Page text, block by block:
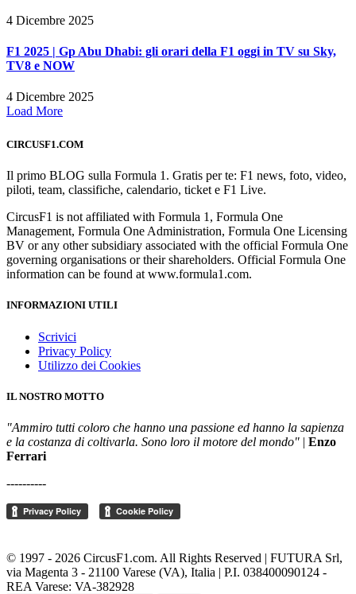
4 Dicembre 2025
F1 2025 | Gp Abu Dhabi: gli orari della F1 oggi in TV su Sky,
TV8 e NOW
4 Dicembre 2025
Load More
CIRCUSF1.COM
Il primo BLOG sulla Formula 1. Gratis per te: F1 news, foto, video,
piloti, team, classifiche, calendario, ticket e F1 Live.
CircusF1 is not affiliated with Formula 1, Formula One
Management, Formula One Administration, Formula One Licensing
BV or any other subsidiary associated with the official Formula One
governing organisations or their shareholders. Official Formula One
information can be found at www.formula1.com.
INFORMAZIONI UTILI
Scrivici
Privacy Policy
Utilizzo dei Cookies
IL NOSTRO MOTTO
"Ammiro tutti coloro che hanno una passione ed hanno la sapienza
e la costanza di coltivarla. Sono loro il motore del mondo" | Enzo
Ferrari
----------
© 1997 - 2026 CircusF1.com. All Rights Reserved | FUTURA Srl,
via Magenta 3 - 21100 Varese (VA), Italia | P.I. 038400090124 -
REA Varese: VA-382928